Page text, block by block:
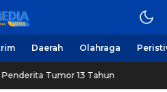
Online
Daerah Olahraga
Tumor 13 Tahun